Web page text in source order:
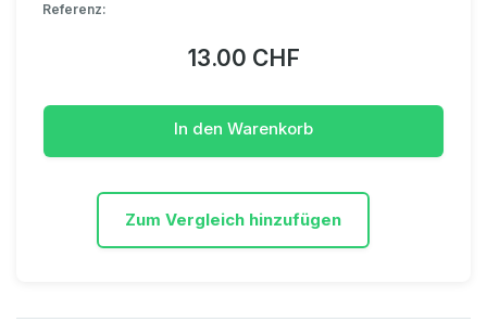
Referenz:
13.00 CHF
In den Warenkorb
Zum Vergleich hinzufügen